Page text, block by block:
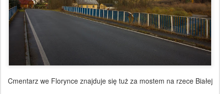
Cmentarz we Florynce znajduje się tuż za mostem na rzece Białej